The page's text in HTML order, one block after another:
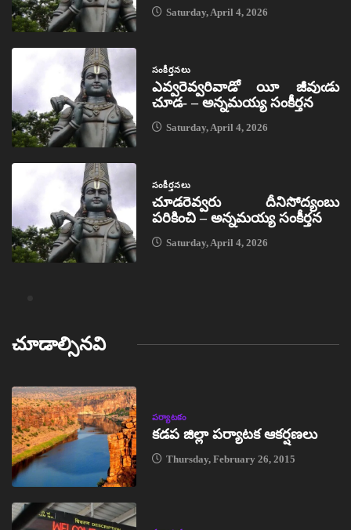
Saturday, April 4, 2026
సంకీర్తనలు
ఎవ్వరెవ్వరివాడో యీ జీవుఁడు
చూడ- – అన్నమయ్య సంకీర్తన
Saturday, April 4, 2026
సంకీర్తనలు
చూడరెవ్వరు దీనిసోద్యంబు
పరికించి – అన్నమయ్య సంకీర్తన
Saturday, April 4, 2026
చూడాల్సినవి
పర్యాటకం
కడప జిల్లా పర్యాటక ఆకర్షణలు
Thursday, February 26, 2015